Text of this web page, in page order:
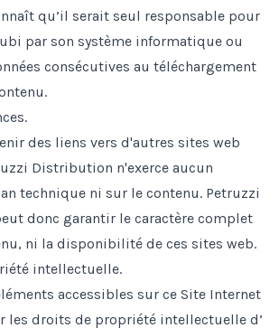
qu’il serait seul responsable pour
par son système informatique ou
consécutives au téléchargement
des liens vers d'autres sites web
Distribution n'exerce aucun
technique ni sur le contenu. Petruzzi
donc garantir le caractère complet
ni la disponibilité de ces sites web.
intellectuelle.
accessibles sur ce Site Internet
les droits de propriété intellectuelle d’